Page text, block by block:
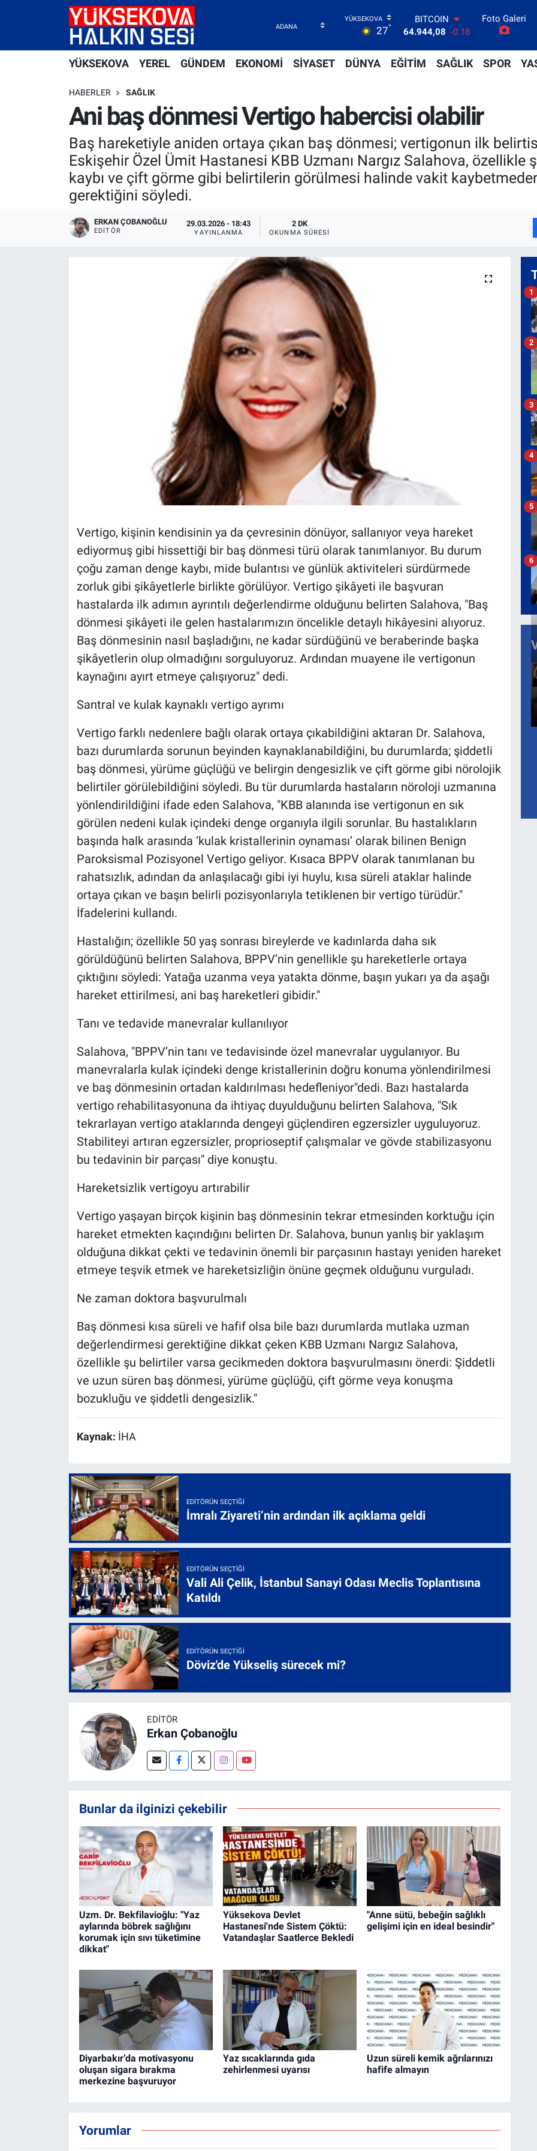
27°
DOLAR
47,7436
0.18
55,2510
0.32
STERLİN
6660.55
0.03
BİST100
BITCOIN
64.944,08 -0.18
Foto Galeri
YÜKSEKOVA YEREL GÜNDEM EKONOMİ SİYASET DÜNYA EĞİTİM SAĞLIK SPOR
HABERLER SAĞLIK
Ani baş dönmesi Vertigo habercisi olabilir
Baş hareketiyle aniden ortaya çıkan baş dönmesi; vertigonun ilk
Eskişehir Özel Ümit Hastanesi KBB Uzmanı Nargız Salahova,
kaybı ve çift görme gibi belirtilerin görülmesi halinde vakit
gerektiğini söyledi.
ERKAN ÇOBANOĞLU
EDITÖR
29.03.2026 - 18:43
YAYINLANMA
2 DK
OKUNMA SÜRESI
Vertigo, kişinin kendisinin ya da çevresinin dönüyor, sallanıyor veya hareket
ediyormuş gibi hissettiği bir baş dönmesi türü olarak tanımlanıyor. Bu durum
çoğu zaman denge kaybı, mide bulantısı ve günlük aktiviteleri sürdürmede
zorluk gibi şikâyetlerle birlikte görülüyor. Vertigo şikâyeti ile başvuran
hastalarda ilk adımın ayrıntılı değerlendirme olduğunu belirten Salahova, "Baş
dönmesi şikâyeti ile gelen hastalarımızın öncelikle detaylı hikâyesini alıyoruz.
Baş dönmesinin nasıl başladığını, ne kadar sürdüğünü ve beraberinde başka
şikâyetlerin olup olmadığını sorguluyoruz. Ardından muayene ile vertigonun
kaynağını ayırt etmeye çalışıyoruz" dedi.
Santral ve kulak kaynaklı vertigo ayrımı
Vertigo farklı nedenlere bağlı olarak ortaya çıkabildiğini aktaran Dr. Salahova,
bazı durumlarda sorunun beyinden kaynaklanabildiğini, bu durumlarda; şiddetli
baş dönmesi, yürüme güçlüğü ve belirgin dengesizlik ve çift görme gibi nörolojik
belirtiler görülebildiğini söyledi. Bu tür durumlarda hastaların nöroloji uzmanına
yönlendirildiğini ifade eden Salahova, "KBB alanında ise vertigonun en sık
görülen nedeni kulak içindeki denge organıyla ilgili sorunlar. Bu hastalıkların
başında halk arasında ‘kulak kristallerinin oynaması’ olarak bilinen Benign
Paroksismal Pozisyonel Vertigo geliyor. Kısaca BPPV olarak tanımlanan bu
rahatsızlık, adından da anlaşılacağı gibi iyi huylu, kısa süreli ataklar halinde
ortaya çıkan ve başın belirli pozisyonlarıyla tetiklenen bir vertigo türüdür."
İfadelerini kullandı.
Hastalığın; özellikle 50 yaş sonrası bireylerde ve kadınlarda daha sık
görüldüğünü belirten Salahova, BPPV’nin genellikle şu hareketlerle ortaya
çıktığını söyledi: Yatağa uzanma veya yatakta dönme, başın yukarı ya da aşağı
hareket ettirilmesi, ani baş hareketleri gibidir."
Tanı ve tedavide manevralar kullanılıyor
Salahova, "BPPV’nin tanı ve tedavisinde özel manevralar uygulanıyor. Bu
manevralarla kulak içindeki denge kristallerinin doğru konuma yönlendirilmesi
ve baş dönmesinin ortadan kaldırılması hedefleniyor"dedi. Bazı hastalarda
vertigo rehabilitasyonuna da ihtiyaç duyulduğunu belirten Salahova, "Sık
tekrarlayan vertigo ataklarında dengeyi güçlendiren egzersizler uyguluyoruz.
Stabiliteyi artıran egzersizler, proprioseptif çalışmalar ve gövde stabilizasyonu
bu tedavinin bir parçası" diye konuştu.
Hareketsizlik vertigoyu artırabilir
Vertigo yaşayan birçok kişinin baş dönmesinin tekrar etmesinden korktuğu için
hareket etmekten kaçındığını belirten Dr. Salahova, bunun yanlış bir yaklaşım
olduğuna dikkat çekti ve tedavinin önemli bir parçasının hastayı yeniden hareket
etmeye teşvik etmek ve hareketsizliğin önüne geçmek olduğunu vurguladı.
Ne zaman doktora başvurulmalı
Baş dönmesi kısa süreli ve hafif olsa bile bazı durumlarda mutlaka uzman
değerlendirmesi gerektiğine dikkat çeken KBB Uzmanı Nargız Salahova,
özellikle şu belirtiler varsa gecikmeden doktora başvurulmasını önerdi: Şiddetli
ve uzun süren baş dönmesi, yürüme güçlüğü, çift görme veya konuşma
bozukluğu ve şiddetli dengesizlik."
Kaynak: İHA
EDITÖRÜN SEÇTIĞI
İmralı Ziyareti’nin ardından ilk açıklama geldi
EDITÖRÜN SEÇTIĞI
Vali Ali Çelik, İstanbul Sanayi Odası Meclis Toplantısına
Katıldı
EDITÖRÜN SEÇTIĞI
Döviz'de Yükseliş sürecek mi?
EDITÖR
Erkan Çobanoğlu
Bunlar da ilginizi çekebilir
Uzm. Dr. Bekfilavioğlu: "Yaz
aylarında böbrek sağlığını
korumak için sıvı tüketimine
dikkat"
Yüksekova Devlet
Hastanesi'nde Sistem Çöktü:
Vatandaşlar Saatlerce Bekledi
"Anne sütü, bebeğin sağlıklı
gelişimi için en ideal besindir"
Diyarbakır’da motivasyonu
oluşan sigara bırakma
merkezine başvuruyor
Yaz sıcaklarında gıda
zehirlenmesi uyarısı
Uzun süreli kemik ağrılarınızı
hafife almayın
Yorumlar
1
2
3
4
5
6
Yüksekova Nöbetçi Eczaneler
Yüksekova Trafik Yoğunluk Haritası
Süper Lig Puan Durumu ve Fikstür
Tüm Manşetler
Son Dakika Haberleri
Haber Arşivi